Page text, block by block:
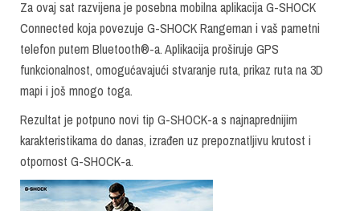
Za ovaj sat razvijena je posebna mobilna aplikacija G-SHOCK
Connected koja povezuje G-SHOCK Rangeman i vaš pametni
telefon putem Bluetooth®-a. Aplikacija proširuje GPS
funkcionalnost, omogućavajući stvaranje ruta, prikaz ruta na 3D
mapi i još mnogo toga.
Rezultat je potpuno novi tip G-SHOCK-a s najnaprednijim
karakteristikama do danas, izrađen uz prepoznatljivu krutost i
otpornost G-SHOCK-a.